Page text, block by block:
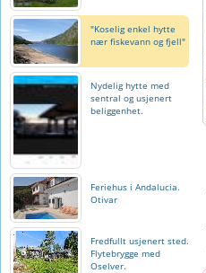
"Koselig enkel hytte
nær fiskevann og fjell"
Nydelig hytte med
sentral og usjenert
beliggenhet.
Feriehus i Andalucia.
Otivar
Fredfullt usjenert sted.
Flytebrygge med
Oselver.